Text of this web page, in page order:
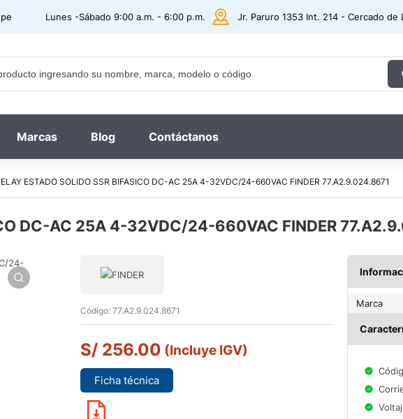
Lunes -Sábado 9:00 a.m. - 6:00 p.m. Jr. Paruro 1353 Int. 214 - Cercado de
Marcas Blog Contáctanos
ESTADO SOLIDO SSR BIFASICO DC-AC 25A 4-32VDC/24-660VAC FINDER 77.A2.9.024.8671
DC-AC 25A 4-32VDC/24-660VAC FINDER
Código: 77.A2.9.024.8671
S/ 256.00 (Incluye IGV)
Ficha técnica
Marca